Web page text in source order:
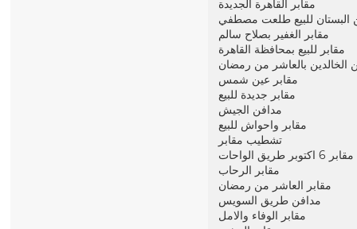
مقابر القاهرة الجديدة
البستان للبيع طلعت مصطفي
مقابر الغفير بصلاح سالم
مقابر للبيع بمحافظة القاهرة
الخالدين بالعاشر من رمضان
مقابر عين شمس
مقابر جديدة للبيع
مدافن الجيش
مقابر واحواش للبيع
تشطيب مقابر
مقابر 6 اكتوبر طريق الواحات
مقابر الرحاب
مقابر العاشر من رمضان
مدافن طريق السويس
مقابر الوفاء والامل